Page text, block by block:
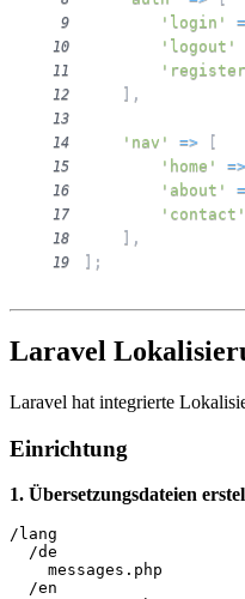
9 'login'
10 'logout'
11
12 ] ,
13
14
'nav' => [
15 'home' =>
16 'about'
17 'contact'
18 ] ,
19 ] ;
Laravel
Laravel hat integrierte
Einrichtung
1. Übersetzungsdateien
/lang
  /de
    messages.php
  /en